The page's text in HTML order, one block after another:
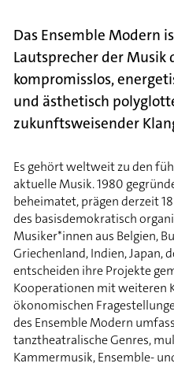
Das Ensemble Modern
Lautsprecher der
kompromisslos,
und ästhetisch
zukunftsweisender
Es gehört weltweit zu den
aktuelle Musik. 1980
beheimatet, prägen derzeit
des basisdemokratisch
Musiker*innen aus Belgien,
Griechenland, Indien, Japan,
entscheiden ihre Projekte
Kooperationen mit weiteren
ökonomischen
des Ensemble Modern
tanztheatralische Genres,
Kammermusik, Ensemble-